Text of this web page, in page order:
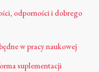
odporności i dobrego
w pracy naukowej
suplementacji